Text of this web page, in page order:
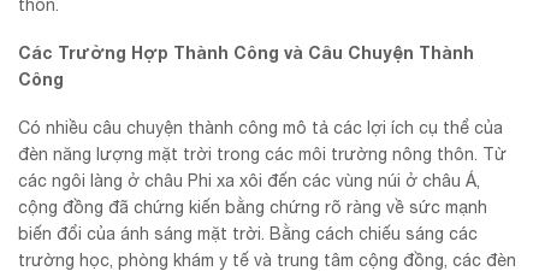
thôn.
Các Trường Hợp Thành Công và Câu Chuyện Thành
Công
Có nhiều câu chuyện thành công mô tả các lợi ích cụ thể của
đèn năng lượng mặt trời trong các môi trường nông thôn. Từ
các ngôi làng ở châu Phi xa xôi đến các vùng núi ở châu Á,
cộng đồng đã chứng kiến bằng chứng rõ ràng về sức mạnh
biến đổi của ánh sáng mặt trời. Bằng cách chiếu sáng các
trường học, phòng khám y tế và trung tâm cộng đồng, các đèn